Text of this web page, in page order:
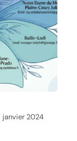
janvier 2024